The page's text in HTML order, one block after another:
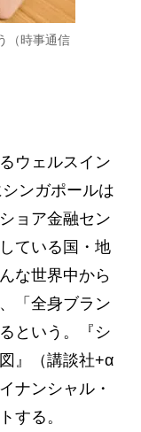
（時事通信
ウェルスイン
ンガポールは
ョア金融セン
ている国・地
な世界中から
「全身ブラン
という。『シ
』（講談社+α
ナンシャル・
する。